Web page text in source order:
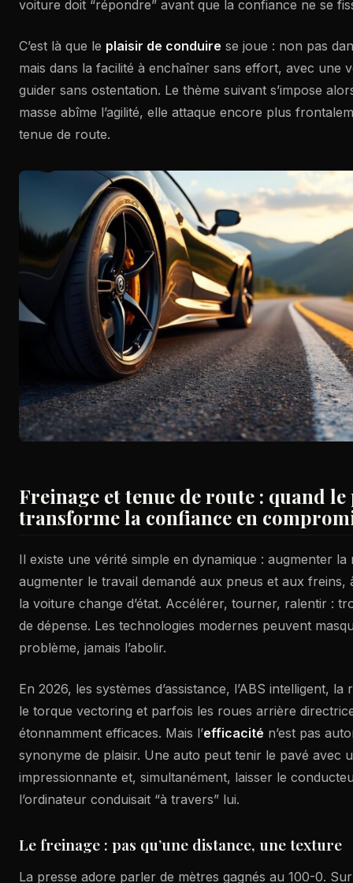
voiture doit “répondre” avant que la confiance ne se
C’est là que le plaisir de conduire se joue : non pas
mais dans la facilité à enchaîner sans effort, avec une
guider sans ostentation. Le thème suivant s’impose
masse abîme l’agilité, elle attaque encore plus
tenue de route.
Freinage et tenue de route : quand le
transforme la confiance en
Il existe une vérité simple en dynamique : augmenter la
augmenter le travail demandé aux pneus et aux freins,
la voiture change d’état. Accélérer, tourner, ralentir :
de dépense. Les technologies modernes peuvent
problème, jamais l’abolir.
En 2026, les systèmes d’assistance, l’ABS intelligent,
le torque vectoring et parfois les roues arrière
étonnamment efficaces. Mais l’efficacité n’est pas
synonyme de plaisir. Une auto peut tenir le pavé avec
impressionnante et, simultanément, laisser le
l’ordinateur conduisait “à travers” lui.
Le freinage : pas qu’une distance, une texture
La presse adore parler de mètres gagnés au 100-0.